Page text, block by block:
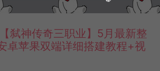
弑神传奇三职业】5月最新整
卓苹果双端详细搭建教程+视